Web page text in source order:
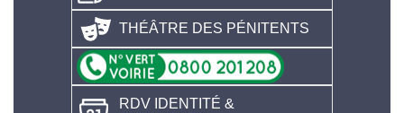
THÉÂTRE DES PÉNITENTS
RDV IDENTITÉ &